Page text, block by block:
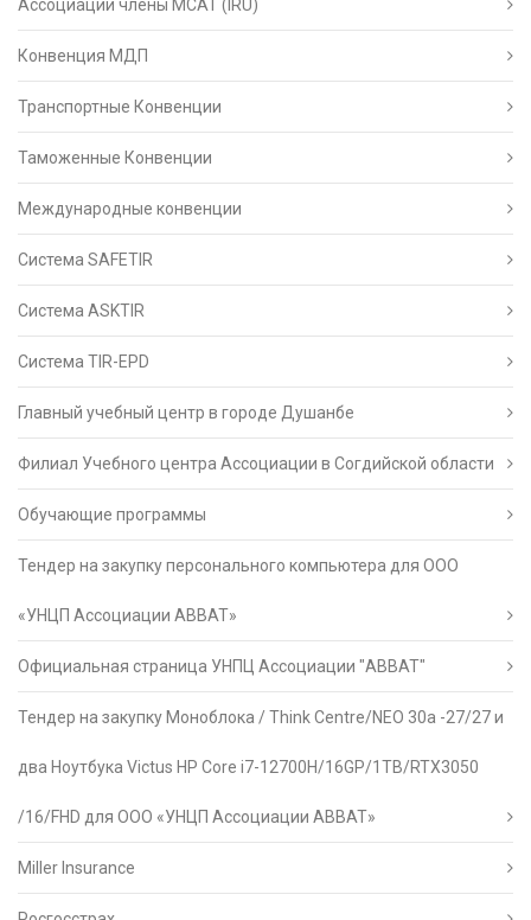
Ассоциации члены МСАТ (IRU)
Конвенция МДП
Транспортные Конвенции
Таможенные Конвенции
Международные конвенции
Система SAFETIR
Система ASKTIR
Система TIR-EPD
Главный учебный центр в городе Душанбе
Филиал Учебного центра Ассоциации в Согдийской области
Обучающие программы
Тендер на закупку персонального компьютера для ООО
«УНЦП Ассоциации АВВАТ»
Официальная страница УНПЦ Ассоциации "АВВАТ"
Тендер на закупку Моноблока / Think Centre/NEO 30a -27/27 и
два Ноутбука Victus HP Core i7-12700H/16GP/1TB/RTX3050
/16/FHD для ООО «УНЦП Ассоциации АВВАТ»
Miller Insurance